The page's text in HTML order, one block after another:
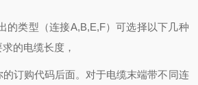
的类型（连接A,B,E,F）可选择以下几种
的电缆长度，
订购代码后面。对于电缆末端带不同连